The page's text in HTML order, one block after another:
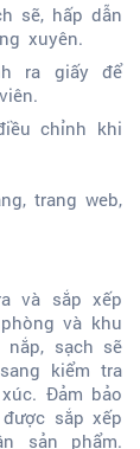
sẽ, hấp dẫn
xuyên.
ra giấy để
chỉnh khi
trang web,
và sắp xếp
và khu
sạch sẽ
kiểm tra
Đảm bảo
sắp xếp
sản phẩm.